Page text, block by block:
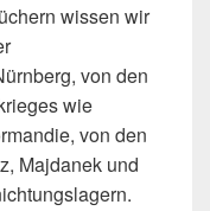
wissen wir
von den
wie
von den
Majdanek und